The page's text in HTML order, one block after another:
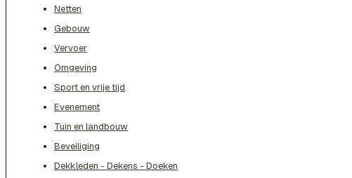
Netten
Gebouw
Vervoer
Omgeving
Sport en vrije tijd
Evenement
Tuin en landbouw
Beveiliging
Dekkleden - Dekens - Doeken